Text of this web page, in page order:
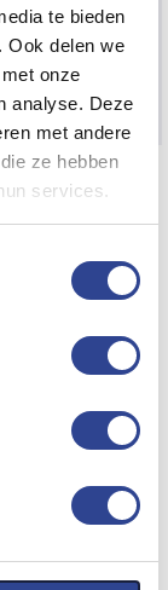
te bieden
Ook delen we
onze
analyse. Deze
met andere
ze hebben
services.
(SJIC36P-M)
kleuren
CW-C6000